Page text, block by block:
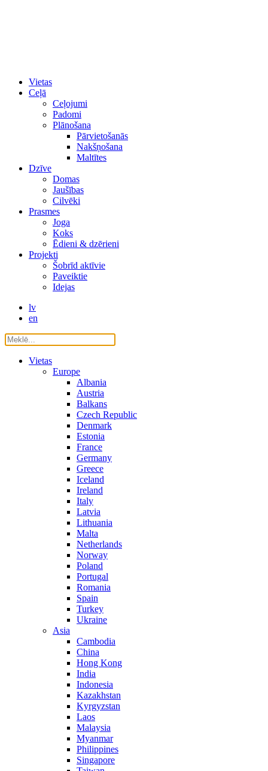
Vietas
Ceļā
Ceļojumi
Padomi
Plānošana
Pārvietošanās
Nakšņošana
Maltītes
Dzīve
Domas
Jaušības
Cilvēki
Prasmes
Joga
Koks
Ēdieni & dzērieni
Projekti
Šobrīd aktīvie
Paveiktie
Idejas
lv
en
Vietas
Europe
Albania
Austria
Balkans
Czech Republic
Denmark
Estonia
France
Germany
Greece
Iceland
Ireland
Italy
Latvia
Lithuania
Malta
Netherlands
Norway
Poland
Portugal
Romania
Spain
Turkey
Ukraine
Asia
Cambodia
China
Hong Kong
India
Indonesia
Kazakhstan
Kyrgyzstan
Laos
Malaysia
Myanmar
Philippines
Singapore